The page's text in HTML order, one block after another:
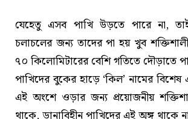
যেহেতু এসব পাখি উড়তে পারে না,
চলাচলের জন্য তাদের পা হয় খুব
৭০ কিলোমিটারের বেশি গতিতে দৌড়াতে
পাখিদের বুকের হাড়ে ‘কিল’ নামের
এই অংশে ওড়ার জন্য প্রয়োজনীয়